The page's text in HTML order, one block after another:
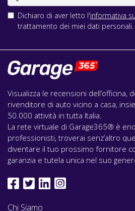
Dichiaro di aver letto l'informativa
trattamento dei miei dati personali.
Visualizza le recensioni dell’officina,
rivenditore di auto vicino a casa,
50.000 attività in tutta Italia.
La rete virtuale di Garage365® è
professionisti, troverai senz’altro
diventare il tuo prossimo fornitore
garanzia e tutela unica nel suo
Chi Siamo